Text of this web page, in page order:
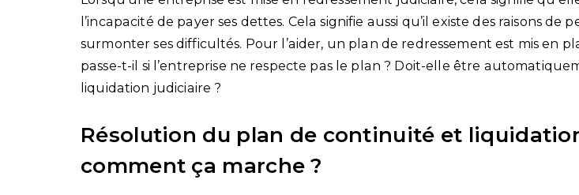
l’incapacité de payer ses dettes. Cela signifie aussi qu’il existe des raisons de
surmonter ses difficultés. Pour l’aider, un plan de redressement est mis en
passe-t-il si l’entreprise ne respecte pas le plan ? Doit-elle être
liquidation judiciaire ?
Résolution du plan de continuité et
comment ça marche ?